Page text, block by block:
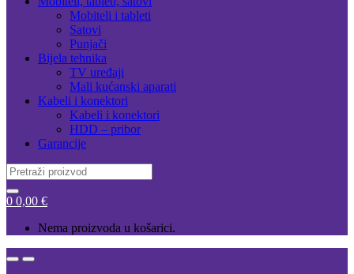
Mobiteli i tableti
Satovi
Punjači
Bijela tehnika
TV uređaji
Mali kućanski aparati
Kabeli i konektori
Kabeli i konektori
HDD – pribor
Garancije
Search
for:
0 0,00 €
Nema proizvoda u košarici.
OpenClose